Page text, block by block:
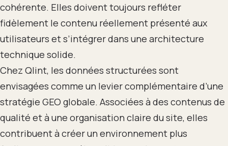
cohérente. Elles doivent toujours refléter
fidèlement le contenu réellement présenté aux
utilisateurs et s’intégrer dans une architecture
technique solide.
Chez Qlint, les données structurées sont
envisagées comme un levier complémentaire d’une
stratégie GEO globale. Associées à des contenus de
qualité et à une organisation claire du site, elles
contribuent à créer un environnement plus